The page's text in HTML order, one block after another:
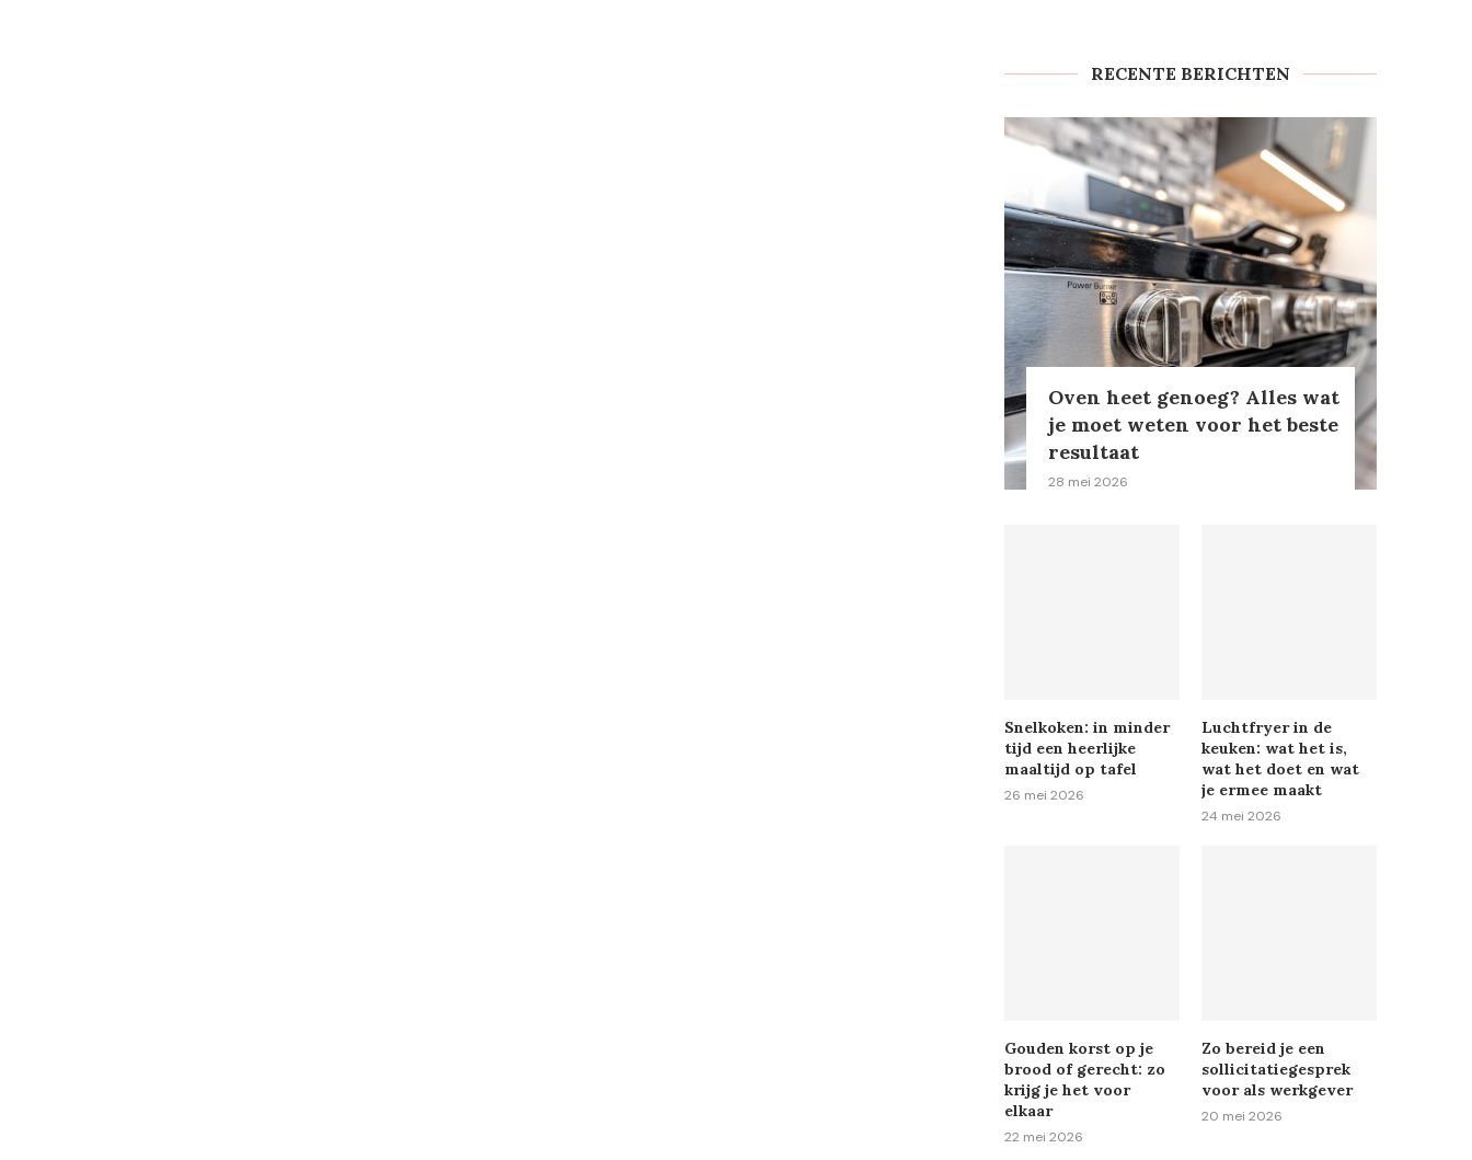
RECENTE BERICHTEN
Oven heet genoeg? Alles wat
je moet weten voor het beste
resultaat
28 mei 2026
Snelkoken: in minder
tijd een heerlijke
maaltijd op tafel
26 mei 2026
Luchtfryer in de
keuken: wat het is,
wat het doet en wat
je ermee maakt
24 mei 2026
Gouden korst op je
brood of gerecht: zo
krijg je het voor
elkaar
22 mei 2026
Zo bereid je een
sollicitatiegesprek
voor als werkgever
20 mei 2026